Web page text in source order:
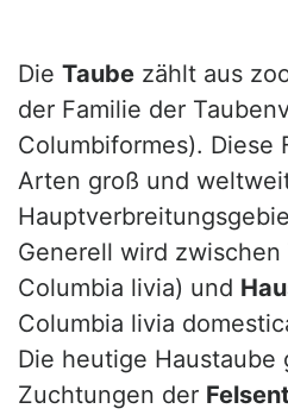
Die Taube zählt aus
der Familie der
Columbiformes). Diese
Arten groß und
Generell wird zwischen
Columbia livia) und
Columbia livia
Die heutige Haustaube
Zuchtungen der